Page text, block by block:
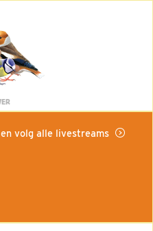
volg alle livestreams